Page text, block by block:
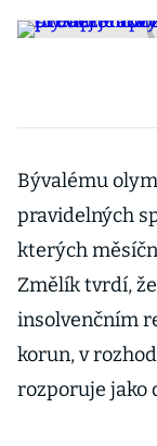
Bývalému
pravidelných
kterých
Změlík tvrdí,
insolvenčním
korun, v
rozporuje jako